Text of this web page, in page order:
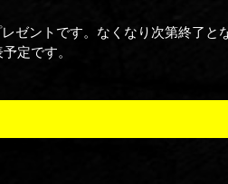
ゼントです。なくなり次第終了と
定です。